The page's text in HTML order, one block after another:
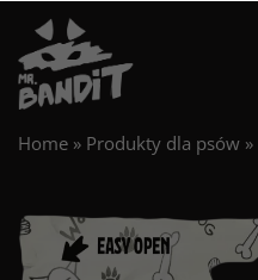
Home » Produkty dla psów »